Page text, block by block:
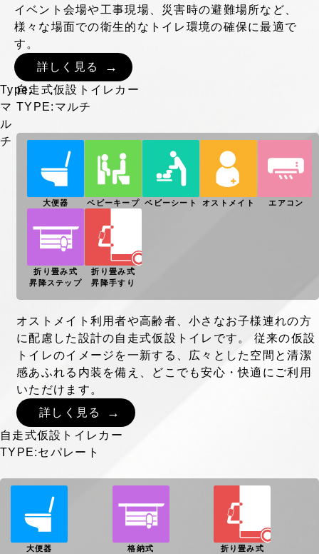
イベント会場や工事現場、災害時の避難場所など、
様々な場面での衛生的なトイレ環境の確保に最適で
す。
詳しく見る
Type:
マ
ル
チ
自走式仮設トイレカー
TYPE:マルチ
大便器 ベビーキープ ベビーシート オストメイト エアコン
折り畳み式
昇降ステップ
折り畳み式
昇降手すり
オストメイト利用者や高齢者、小さなお子様連れの方
に配慮した設計の自走式仮設トイレです。 従来の仮設
トイレのイメージを一新する、広々とした空間と清潔
感あふれる内装を備え、どこでも安心・快適にご利用
いただけます。
詳しく見る
自走式仮設トイレカー
TYPE:セパレート
大便器 格納式 折り畳み式